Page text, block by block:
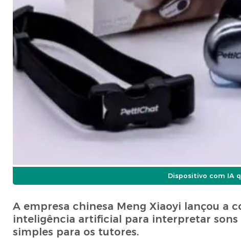
Dispositivo com IA
A empresa chinesa Meng Xiaoyi lançou a
inteligência artificial para interpretar sons
simples para os tutores.